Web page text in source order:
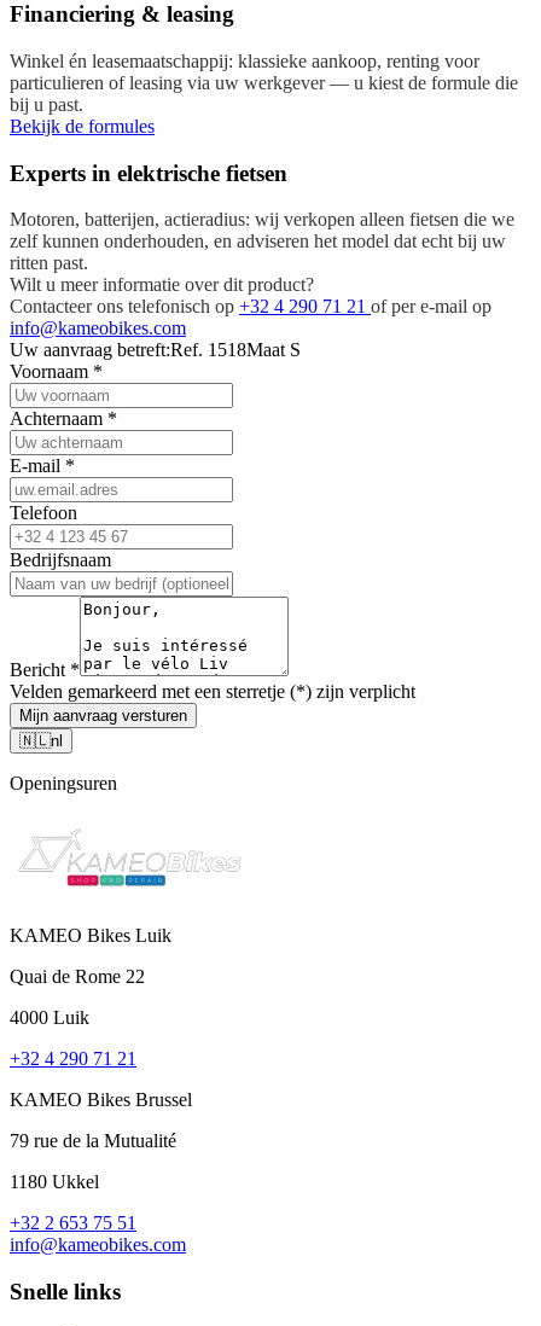
Financiering & leasing
Winkel én leasemaatschappij: klassieke aankoop, renting voor
particulieren of leasing via uw werkgever — u kiest de formule die
bij u past.
Bekijk de formules
Experts in elektrische fietsen
Motoren, batterijen, actieradius: wij verkopen alleen fietsen die we
zelf kunnen onderhouden, en adviseren het model dat echt bij uw
ritten past.
Wilt u meer informatie over dit product?
Contacteer ons telefonisch op +32 4 290 71 21 of per e-mail op
info@kameobikes.com
Uw aanvraag betreft:Ref. 1518Maat S
Voornaam *
Achternaam *
E-mail *
Telefoon
Bedrijfsnaam
Bericht *
Velden gemarkeerd met een sterretje (*) zijn verplicht
Mijn aanvraag versturen
🇳🇱nl
Openingsuren
KAMEO Bikes Luik
Quai de Rome 22
4000 Luik
+32 4 290 71 21
KAMEO Bikes Brussel
79 rue de la Mutualité
1180 Ukkel
+32 2 653 75 51
info@kameobikes.com
Snelle links